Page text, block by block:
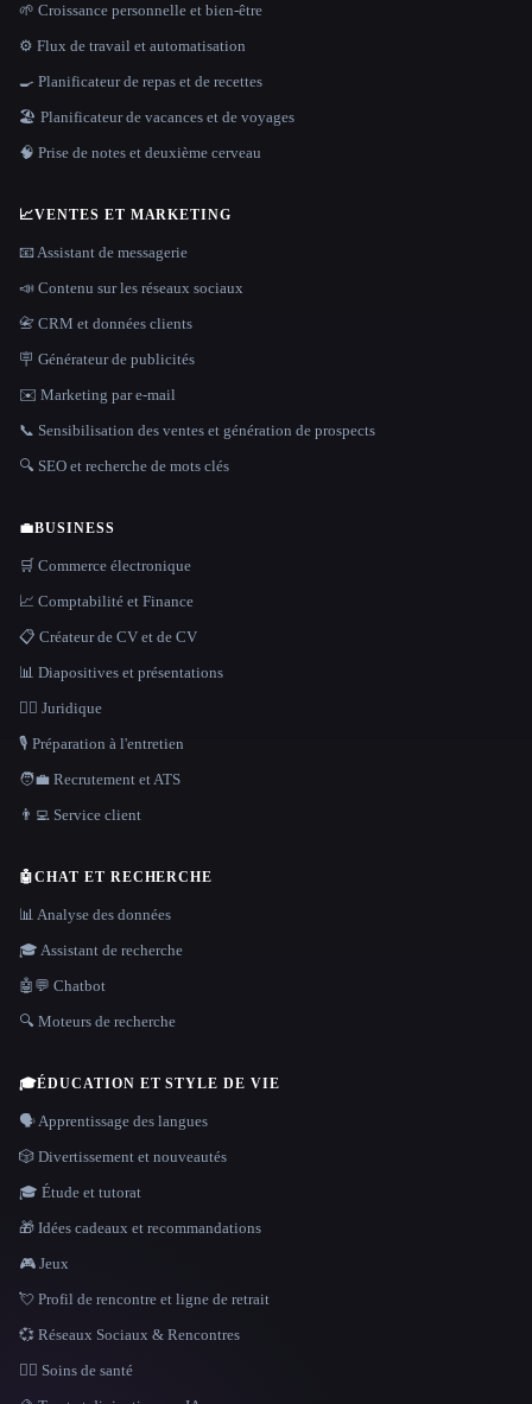
🌱 Croissance personnelle et bien-être
⚙️ Flux de travail et automatisation
🍳 Planificateur de repas et de recettes
🏖 Planificateur de vacances et de voyages
🧠 Prise de notes et deuxième cerveau
📈VENTES ET MARKETING
📧 Assistant de messagerie
📣 Contenu sur les réseaux sociaux
📇 CRM et données clients
🪧 Générateur de publicités
✉️ Marketing par e-mail
📞 Sensibilisation des ventes et génération de prospects
🔍 SEO et recherche de mots clés
💼BUSINESS
🛒 Commerce électronique
📈 Comptabilité et Finance
📋 Créateur de CV et de CV
📊 Diapositives et présentations
👩‍⚖️ Juridique
🎙️ Préparation à l'entretien
🧑‍💼 Recrutement et ATS
👨‍💻 Service client
🤖CHAT ET RECHERCHE
📊 Analyse des données
🎓 Assistant de recherche
🤖💬 Chatbot
🔍 Moteurs de recherche
🎓ÉDUCATION ET STYLE DE VIE
🗣️ Apprentissage des langues
🎲 Divertissement et nouveautés
🎓 Étude et tutorat
🎁 Idées cadeaux et recommandations
🎮 Jeux
💘 Profil de rencontre et ligne de retrait
💞 Réseaux Sociaux & Rencontres
👩‍⚕️ Soins de santé